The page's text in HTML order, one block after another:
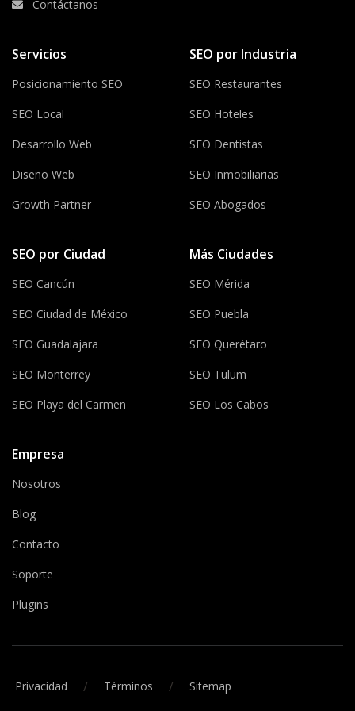
Contáctanos
Servicios
Posicionamiento SEO
SEO Local
Desarrollo Web
Diseño Web
Growth Partner
SEO por Industria
SEO Restaurantes
SEO Hoteles
SEO Dentistas
SEO Inmobiliarias
SEO Abogados
SEO por Ciudad
SEO Cancún
SEO Ciudad de México
SEO Guadalajara
SEO Monterrey
SEO Playa del Carmen
Más Ciudades
SEO Mérida
SEO Puebla
SEO Querétaro
SEO Tulum
SEO Los Cabos
Empresa
Nosotros
Blog
Contacto
Soporte
Plugins
Privacidad / Términos / Sitemap